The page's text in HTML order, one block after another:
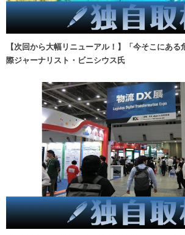
【次回から大幅リニューアル！】「今そこにあ
際ジャーナリスト・ビニシウス氏